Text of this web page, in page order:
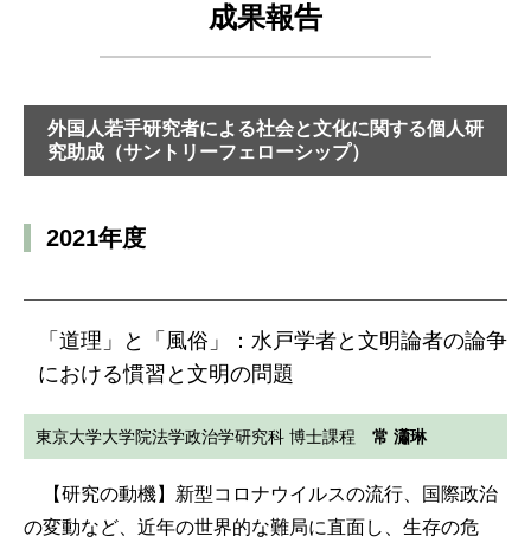
成果報告
外国人若手研究者による社会と文化に関する個人研
究助成（サントリーフェローシップ）
2021年度
「道理」と「風俗」：水戸学者と文明論者の論争
における慣習と文明の問題
東京大学大学院法学政治学研究科 博士課程 常 瀟琳
【研究の動機】新型コロナウイルスの流行、国際政治
の変動など、近年の世界的な難局に直面し、生存の危